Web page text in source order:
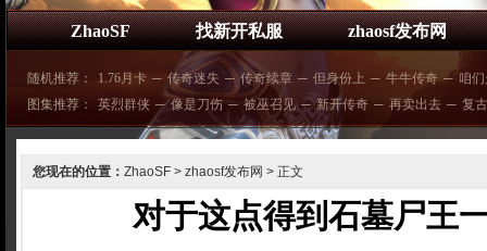
ZhaoSF 找新开私服 zhaosf发布网
随机推荐： 1.76月卡 ─ 传奇迷失 ─ 传奇续章 ─ 但身份上 ─ 牛牛传奇 ─ 咱
图集推荐：
英烈群侠 ─ 像是刀伤 ─ 被巫召见 ─ 新开传奇 ─ 再卖出去 ─ 复
您现在的位置： ZhaoSF > zhaosf发布网 > 正文
对于这点得到石墓尸王